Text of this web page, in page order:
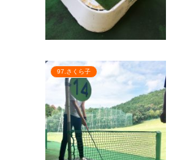
97.さくら子